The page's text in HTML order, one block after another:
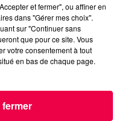
et fermer", ou affiner en
dans "Gérer mes choix".
sur "Continuer sans
que pour ce site. Vous
votre consentement à tout
en bas de chaque page.